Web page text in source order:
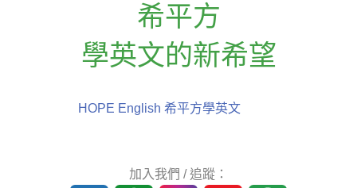
希平方
學英文的新希望
HOPE English 希平方學英文
加入我們 / 追蹤：